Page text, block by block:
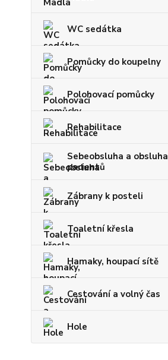
WC sedátka
Pomůcky do koupelny
Polohovací pomůcky
Rehabilitace
Sebeobsluha a obsluha
pacientů
Zábrany k posteli
Toaletní křesla
Hamaky, houpací sítě
Cestování a volný čas
Hole